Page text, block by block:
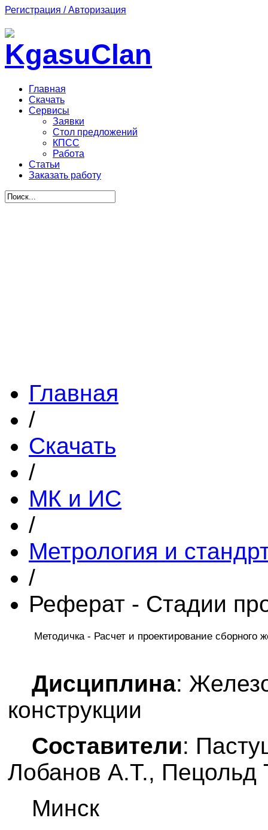
Регистрация / Авторизация
Главная
Скачать
Сервисы
Заявки
Стол предложений
КПСС
Работа
Статьи
Заказать работу
Главная
/
Скачать
/
МК и ИС
/
Метрология и
/
Реферат - Стадии
Методичка - Расчет и проектирование сборного
Дисциплина:
конструкции
Составители:
Лобанов А.Т., Пецольд
Минск